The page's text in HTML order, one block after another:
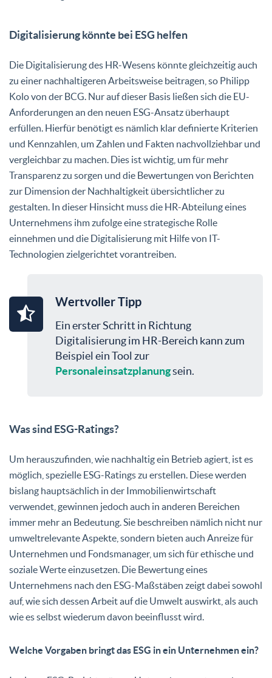
Digitalisierung könnte bei ESG helfen
Die Digitalisierung des HR-Wesens könnte gleichzeitig auch
zu einer nachhaltigeren Arbeitsweise beitragen, so Philipp
Kolo von der BCG. Nur auf dieser Basis ließen sich die EU-
Anforderungen an den neuen ESG-Ansatz überhaupt
erfüllen. Hierfür benötigt es nämlich klar definierte Kriterien
und Kennzahlen, um Zahlen und Fakten nachvollziehbar und
vergleichbar zu machen. Dies ist wichtig, um für mehr
Transparenz zu sorgen und die Bewertungen von Berichten
zur Dimension der Nachhaltigkeit übersichtlicher zu
gestalten. In dieser Hinsicht muss die HR-Abteilung eines
Unternehmens ihm zufolge eine strategische Rolle
einnehmen und die Digitalisierung mit Hilfe von IT-
Technologien zielgerichtet vorantreiben.
Wertvoller Tipp
Ein erster Schritt in Richtung
Digitalisierung im HR-Bereich kann zum
Beispiel ein Tool zur
Personaleinsatzplanungsein.
Was sind ESG-Ratings?
Um herauszufinden, wie nachhaltig ein Betrieb agiert, ist es
möglich, spezielle ESG-Ratings zu erstellen. Diese werden
bislang hauptsächlich in der Immobilienwirtschaft
verwendet, gewinnen jedoch auch in anderen Bereichen
immer mehr an Bedeutung. Sie beschreiben nämlich nicht nur
umweltrelevante Aspekte, sondern bieten auch Anreize für
Unternehmen und Fondsmanager, um sich für ethische und
soziale Werte einzusetzen. Die Bewertung eines
Unternehmens nach den ESG-Maßstäben zeigt dabei sowohl
auf, wie sich dessen Arbeit auf die Umwelt auswirkt, als auch
wie es selbst wiederum davon beeinflusst wird.
Welche Vorgaben bringt das ESG in ein Unternehmen ein?